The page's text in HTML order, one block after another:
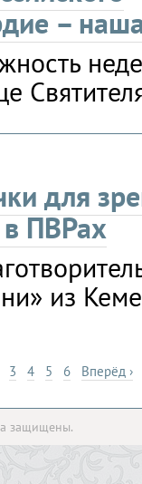
–
для
ПВРах
из
3 4 5 6 Вперёд ›
защищены.